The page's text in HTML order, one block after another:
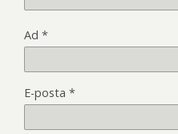
Ad *
E-posta *